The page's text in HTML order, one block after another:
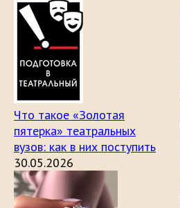
Что такое «Золотая
пятерка» театральных
вузов: как в них поступить
30.05.2026